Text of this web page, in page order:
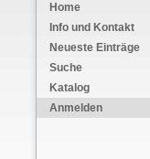
Home
Info und Kontakt
Neueste Einträge
Suche
Katalog
Anmelden